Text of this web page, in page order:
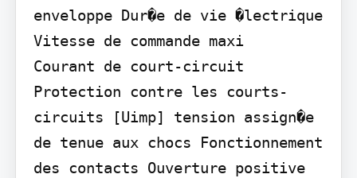
enveloppe Dur�e de vie �lectrique
Vitesse de commande maxi
Courant de court-circuit
Protection contre les courts-
circuits [Uimp] tension assign�e
de tenue aux chocs Fonctionnement
des contacts Ouverture positive